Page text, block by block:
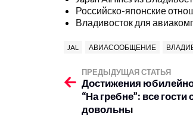
Российско-японские
Владивосток для
JAL АВИАСООБЩЕНИЕ
ПРЕДЫДУЩАЯ СТАТЬЯ
Достижения
“На гребне”: все
довольны